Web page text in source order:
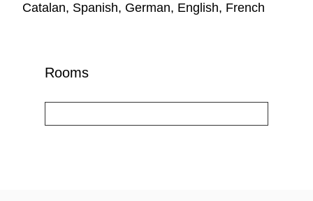
Catalan, Spanish, German, English, French
Rooms